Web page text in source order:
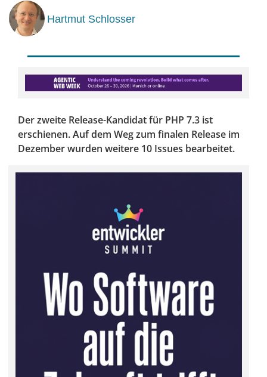
Hartmut Schlosser
Der zweite Release-Kandidat für PHP 7.3 ist
erschienen. Auf dem Weg zum finalen Release im
Dezember wurden weitere 10 Issues bearbeitet.